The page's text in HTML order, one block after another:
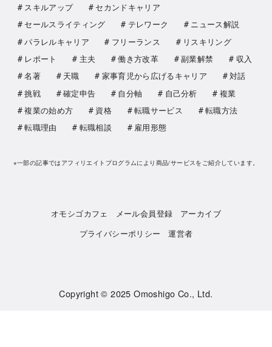
スキルアップ
セカンドキャリア
セールスライティング
テレワーク
ニュース解説
パラレルキャリア
フリーランス
リスキリング
レポート
主夫 働き方改革 副業解禁
収入
名著
天職 家事育児から広げるキャリア
対話
挑戦
確定申告 自分軸 自己分析
複業
複業の始め方
資格 転職サービス
転職方法
転職理由
転職相談 雇用形態
※一部の記事ではアフィリエイトプログラムにより商品/サービスをご紹介しています。
オモシゴカフェ メール会員登録
アーカイブ
プライバシーポリシー
運営者
Copyright © 2025Omoshigo Co., Ltd.